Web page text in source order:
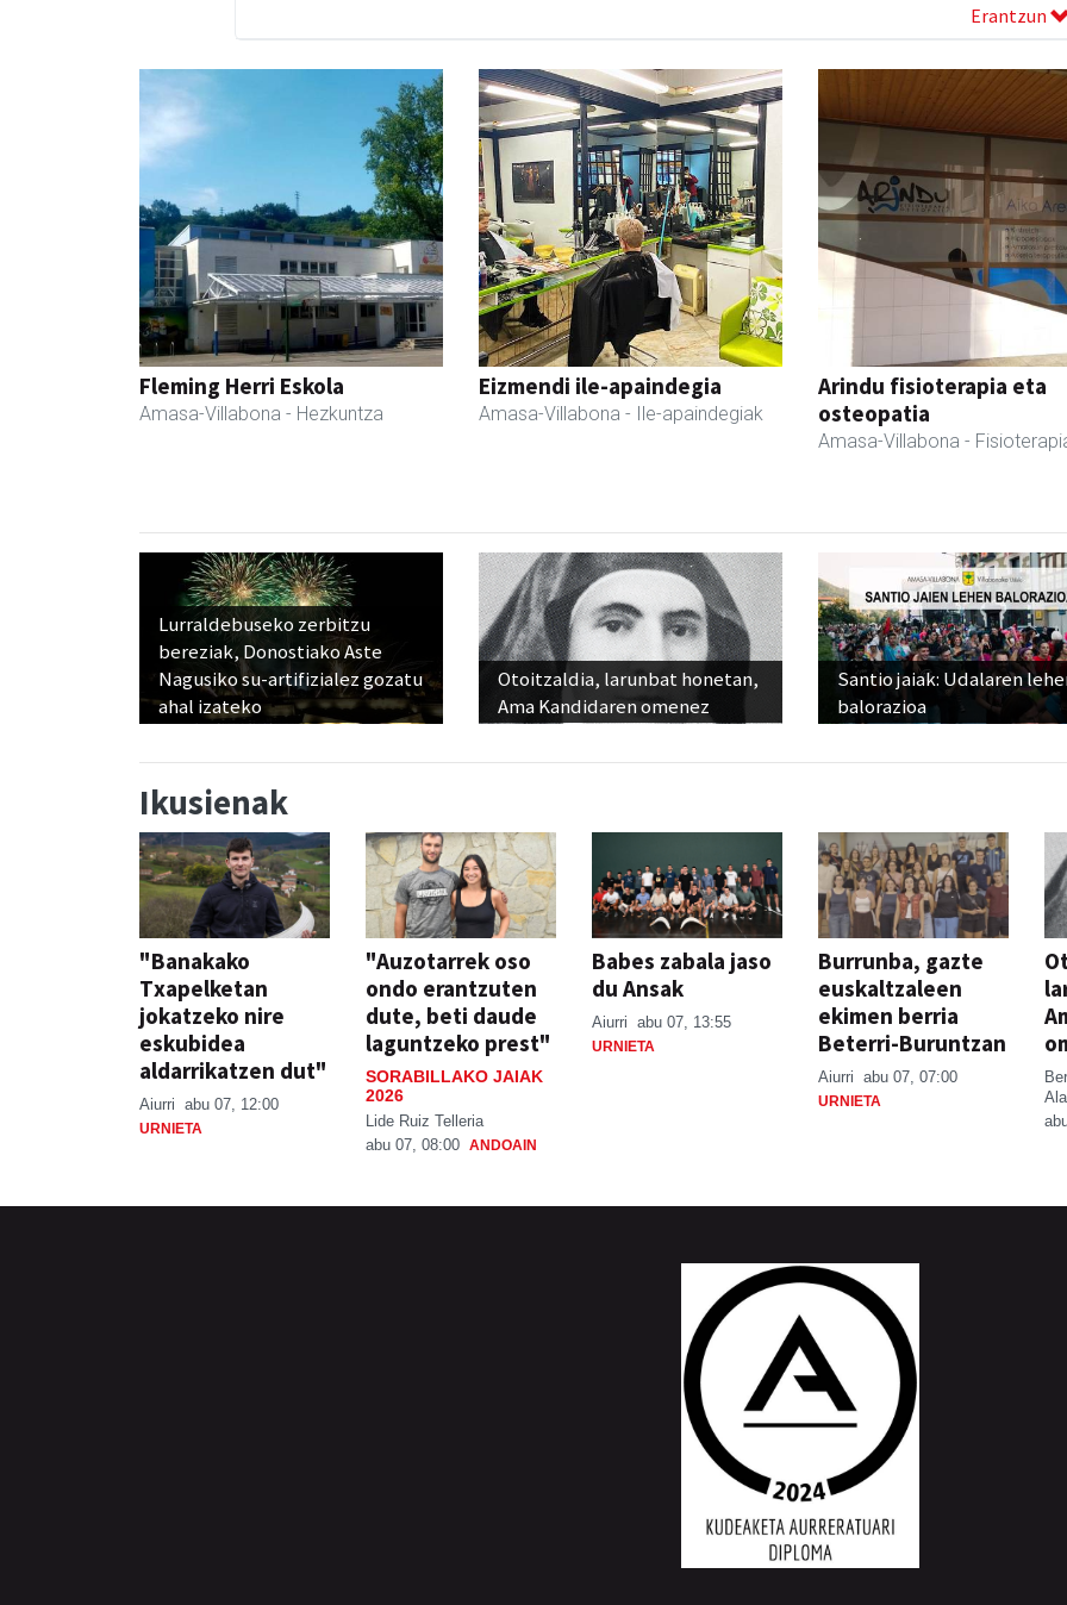
Erantzun
Fleming Herri Eskola
Amasa-Villabona - Hezkuntza
Eizmendi ile-apaindegia
Amasa-Villabona - Ile-apaindegiak
Arindu fisioterapia eta
osteopatia
Amasa-Villabona -
Lurraldebuseko zerbitzu
bereziak, Donostiako Aste
Nagusiko su-artifizialez gozatu
ahal izateko
Otoitzaldia, larunbat honetan,
Ama Kandidaren omenez
Santio jaiak: Udalaren
balorazioa
Ikusienak
"Banakako
Txapelketan
jokatzeko nire
eskubidea
aldarrikatzen dut"
Aiurri abu 07, 12:00
URNIETA
"Auzotarrek oso
ondo erantzuten
dute, beti daude
laguntzeko prest"
SORABILLAKO JAIAK
2026
Lide Ruiz Telleria
abu 07, 08:00 ANDOAIN
Babes zabala jaso
du Ansak
Aiurri abu 07, 13:55
URNIETA
Burrunba, gazte
euskaltzaleen
ekimen berria
Beterri-Buruntzan
Aiurri abu 07, 07:00
URNIETA